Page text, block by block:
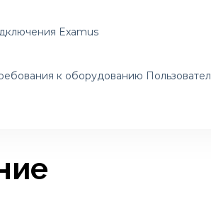
Examus
к оборудованию